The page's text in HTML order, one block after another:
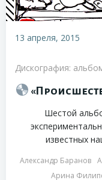
13 апреля, 2015
Дискография:
Шестой
известных
Александр Баранов
Арина